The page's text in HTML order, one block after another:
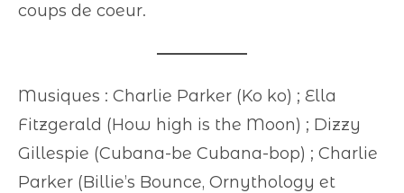
coups de coeur.
Musiques : Charlie Parker (Ko ko) ; Ella
Fitzgerald (How high is the Moon) ; Dizzy
Gillespie (Cubana-be Cubana-bop) ; Charlie
Parker (Billie’s Bounce, Ornythology et